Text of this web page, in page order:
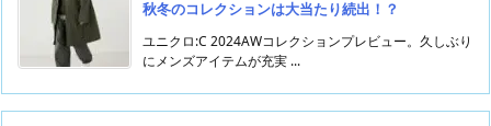
秋冬のコレクションは大当たり続出！？
ユニクロ:C 2024AWコレクションプレビュー。久しぶり
にメンズアイテムが充実 ...